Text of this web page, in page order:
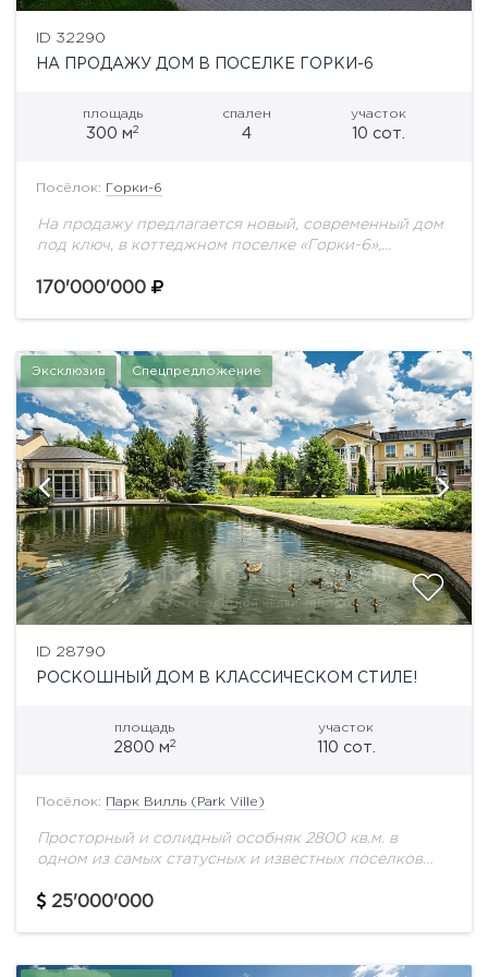
ID 32290
НА ПРОДАЖУ ДОМ В ПОСЕЛКЕ ГОРКИ-6
площадь
300 м2
спален
4
участок
10 сот.
Посёлок: Горки-6
На продажу предлагается новый, современный дом
под ключ, в коттеджном поселке «Горки-6»,
км от МКАД по Новорижскому или Рублево-
170'000'000
Эксклюзив Спецпредложение
ID 28790
РОСКОШНЫЙ ДОМ В КЛАССИЧЕСКОМ СТИЛЕ!
площадь
2800 м2
участок
110 сот.
Посёлок: Парк Вилль (Park Ville)
Просторный и солидный особняк 2800 кв.м. в
одном из самых статусных и известных поселков
инфраструктуры и в окружении живописной
25'000'000